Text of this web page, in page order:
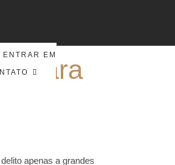
ENTRAR EMpara
apenas a grandes